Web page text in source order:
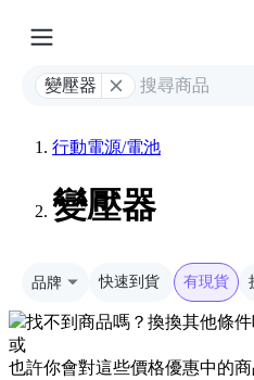
變壓器
行動電源/電池
變壓器
品牌 快速到貨 有現貨
找不到商品嗎？換換其他條件
或
也許你會對這些價格優惠中的商